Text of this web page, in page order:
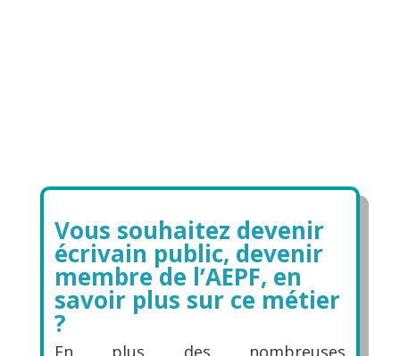
Vous souhaitez devenir
écrivain public, devenir
membre de l’AEPF, en
savoir plus sur ce métier
?
En plus des nombreuses